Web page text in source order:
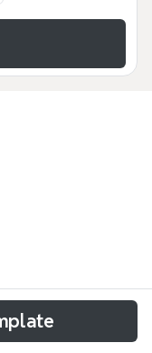
盖文档声明、元
令、DTD 约束、